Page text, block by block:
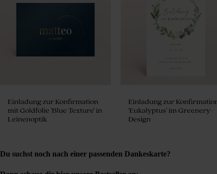
Einladung zur Konfirmation
mit Goldfolie 'Blue Texture' in
Leinenoptik
Einladung zur
'Eukalyptus' im Greenery-
Design
Du suchst noch nach einer passenden Dankeskarte?